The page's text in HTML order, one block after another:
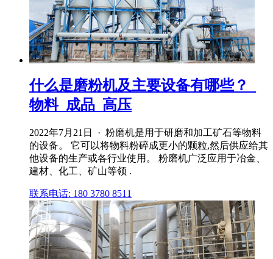
什么是磨粉机及主要设备有哪些？_
物料_成品_高压
2022年7月21日 · 粉磨机是用于研磨和加工矿石等物料
的设备。 它可以将物料粉碎成更小的颗粒,然后供应给其
他设备的生产或各行业使用。 粉磨机广泛应用于冶金、
建材、化工、矿山等领 .
联系电话: 180 3780 8511